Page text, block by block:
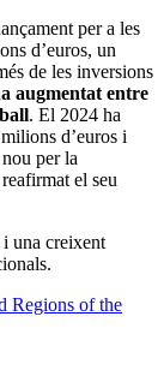
per a les
d’euros, un
de les inversions
augmentat entre
. El 2024 ha
d’euros i
per la
el seu
i una creixent
Regions of the